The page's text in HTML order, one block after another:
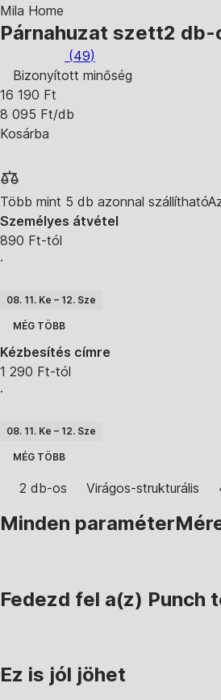
Mila Home
Párnahuzat szett2 db-
(49)
Bizonyított minőség
16 190 Ft
8 095 Ft/db
Kosárba
Több mint 5 db azonnal szállítható
Személyes átvétel
890 Ft-tól
·
08. 11. Ke – 12. Sze
MÉG TÖBB
Kézbesítés címre
1 290 Ft-tól
·
08. 11. Ke – 12. Sze
MÉG TÖBB
2 db-os Virágos-strukturális
Minden paraméter
Fedezd fel a(z) Punch
Ez is jól jöhet